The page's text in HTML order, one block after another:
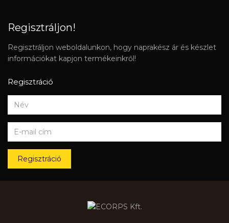
Regisztráljon!
Regisztráljon weboldalunkon, hogy naprakész ár és készlet
információkat kapjon termékeinkről!
Regisztráció
Regisztráció